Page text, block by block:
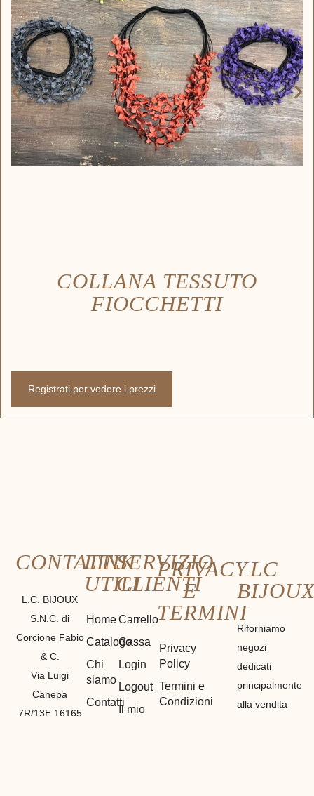
COLLANA TESSUTO
FIOCCHETTI
Registrati per vedere i prezzi
LC
Riforniamo
negozi
dedicati
principalmente
alla vendita
LINK
UTILI
Home
Catalogo
Chi
siamo
Contatti
SERVIZIO
CLIENTI
Carrello
Cassa
Login
Logout
Il mio
PRIVACY
E
TERMINI
Privacy
Policy
Termini e
Condizioni
CONTATTI
L.C. BIJOUX
S.N.C. di
Corcione Fabio
& C.
Via Luigi
Canepa
7R/13E 16165